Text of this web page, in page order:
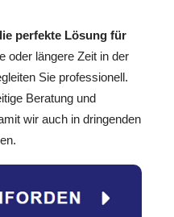
perfekte Lösung für
oder längere Zeit in der
Sie professionell.
Beratung und
wir auch in dringenden